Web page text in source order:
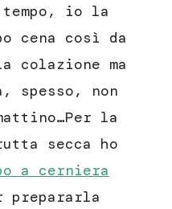
io la
cena così da
colazione ma
spesso, non
la
secca ho
a cerniera
prepararla